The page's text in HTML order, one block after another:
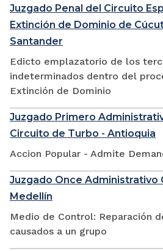
Juzgado Penal del Circuito
Extinción de Dominio de
Santander
Edicto emplazatorio de los
indeterminados dentro del
Extinción de Dominio
Juzgado Primero
Circuito de Turbo - Antioquia
Accion Popular - Admite
Juzgado Once Administrativo
Medellín
Medio de Control: Reparación
causados a un grupo